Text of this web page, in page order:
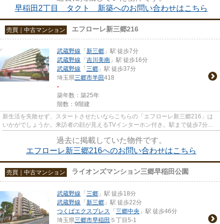
早稲田2丁目 タクト 新築へのお問い合わせはこちら
売買｜中古マンション エフローレ新三郷216
武蔵野線 「 新三郷 」駅 徒歩7分
武蔵野線 「 吉川美南 」駅 徒歩16分
武蔵野線 「 三郷 」駅 徒歩37分
埼玉県三郷市半田418
-
築年数：築25年
階数：9階建
新生活を失敗せず、スタートさせたいならこちらの「エフローレ新三郷216」は
いかがでしょうか。来訪者の顔が見えるTVインターホン付き。駅まで徒歩7分の
過去に掲載していた物件です。
エフローレ新三郷216へのお問い合わせはこちら
売買｜中古マンション ライオンズマンション三郷早稲田公園
武蔵野線 「 三郷 」駅 徒歩18分
武蔵野線 「 新三郷 」駅 徒歩22分
つくばエクスプレス 「 三郷中央 」駅 徒歩46分
埼玉県三郷市早稲田 ５丁目5-1